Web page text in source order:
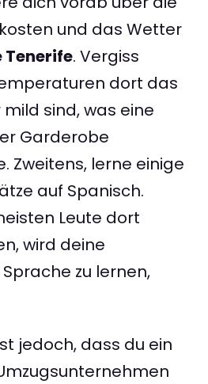
und das Wetter
Tenerife. Vergiss
dort das
sind, was eine
Garderobe
Zweitens, lerne einige
auf Spanisch.
Leute dort
wird deine
zu lernen,
jedoch, dass du ein